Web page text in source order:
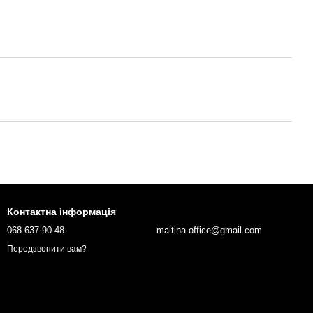
Контактна інформація
068 637 90 48
Передзвонити вам?
maltina.office@gmail.com